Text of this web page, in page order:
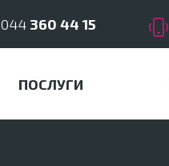
044 360 44 15
ПОСЛУГИ